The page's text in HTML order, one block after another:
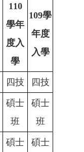
110
學年
度入
學
109學
年度
入學
四技 四技
碩士
班
碩士
班
碩士
碩士